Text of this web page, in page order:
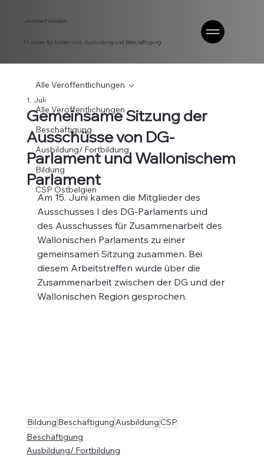
Minister für Unterricht, Ausbildung und Beschäftigung
Jérôme Franssen
Alle Veröffentlichungen
Beschäftigung
Ausbildung/ Fortbildung
Bildung
CSP Ostbelgien
Alle Veröffentlichungen
Gemeinsame Sitzung der
Ausschüsse von DG-
Parlament und Wallonischem
Parlament
1. Juli
Am 15. Juni kamen die Mitglieder des
Ausschusses I des DG-Parlaments und
des Ausschusses für Zusammenarbeit des
Wallonischen Parlaments zu einer
gemeinsamen Sitzung zusammen. Bei
diesem Arbeitstreffen wurde über die
Zusammenarbeit zwischen der DG und der
Wallonischen Region gesprochen.
Bildung BeschäftigungAusbildungCSP
Beschäftigung
Ausbildung/ Fortbildung